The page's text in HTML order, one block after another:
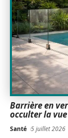
Barrière en
occulter la vue
Santé 5 juillet 2026